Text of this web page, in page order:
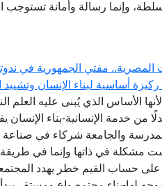
وإنما رسالة وأمانة
مفتي الجمهورية في
أساسية لبناء الإنسان وتشييد
الأساس الذي يُبنى عليه العلم
من خدمة الإنسانية-بناء الإنسان
والجامعة شركاء في
مشكلة في ذاتها وإنما في طريقة
حساب القيم خطر يهدد